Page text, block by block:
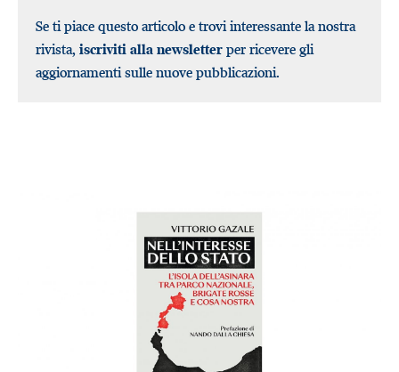
Se ti piace questo articolo e trovi interessante la nostra
rivista, iscriviti alla newsletter per ricevere gli
aggiornamenti sulle nuove pubblicazioni.